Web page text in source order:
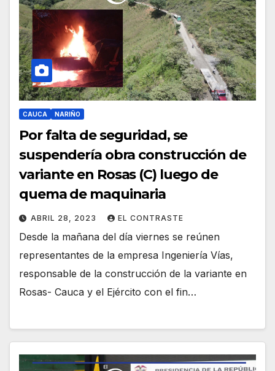
CAUCA NARIÑO
Por falta de seguridad, se
suspendería obra construcción de
variante en Rosas (C) luego de
quema de maquinaria
ABRIL 28, 2023 EL CONTRASTE
Desde la mañana del día viernes se reúnen
representantes de la empresa Ingeniería Vías,
responsable de la construcción de la variante en
Rosas- Cauca y el Ejército con el fin…